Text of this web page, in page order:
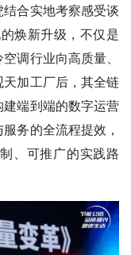
合实地考察感受谈
焕新升级，不仅是
调行业向高质量、
加工厂后，其全链
端到端的数字运营
务的全流程提效，
、可推广的实践路